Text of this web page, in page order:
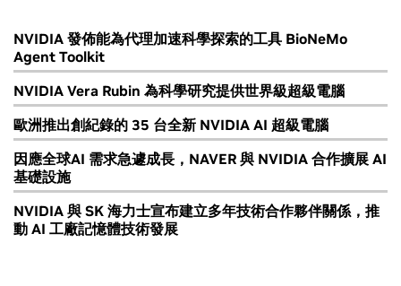
NVIDIA 發佈能為代理加速科學探索的工具 BioNeMo
Agent Toolkit
NVIDIA Vera Rubin 為科學研究提供世界級超級電腦
歐洲推出創紀錄的 35 台全新 NVIDIA AI 超級電腦
因應全球AI 需求急遽成長，NAVER 與 NVIDIA 合作擴展 AI
基礎設施
NVIDIA 與 SK 海力士宣布建立多年技術合作夥伴關係，推
動 AI 工廠記憶體技術發展